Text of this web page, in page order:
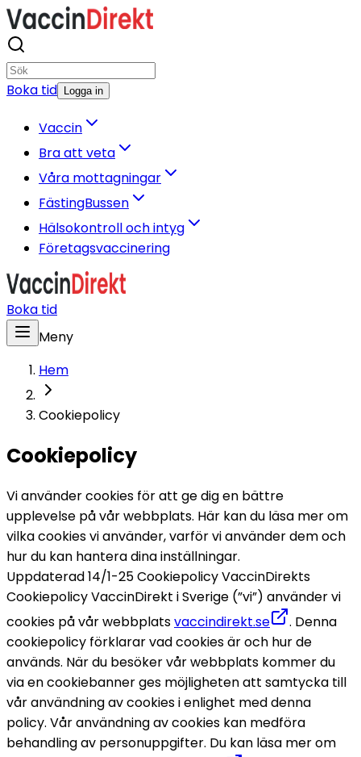
Boka tid Logga in
Vaccin
Bra att veta
Våra mottagningar
FästingBussen
Hälsokontroll och intyg
Företagsvaccinering
Boka tid
Meny
Hem
Cookiepolicy
Cookiepolicy
Vi använder cookies för att ge dig en bättre
upplevelse på vår webbplats. Här kan du läsa mer om
vilka cookies vi använder, varför vi använder dem och
hur du kan hantera dina inställningar.
Uppdaterad 14/1-25 Cookiepolicy VaccinDirekts
Cookiepolicy VaccinDirekt i Sverige (”vi”) använder vi
cookies på vår webbplats vaccindirekt.se
. Denna
cookiepolicy förklarar vad cookies är och hur de
används. När du besöker vår webbplats kommer du
via en cookiebanner ges möjligheten att samtycka till
vår användning av cookies i enlighet med denna
policy. Vår användning av cookies kan medföra
behandling av personuppgifter. Du kan läsa mer om